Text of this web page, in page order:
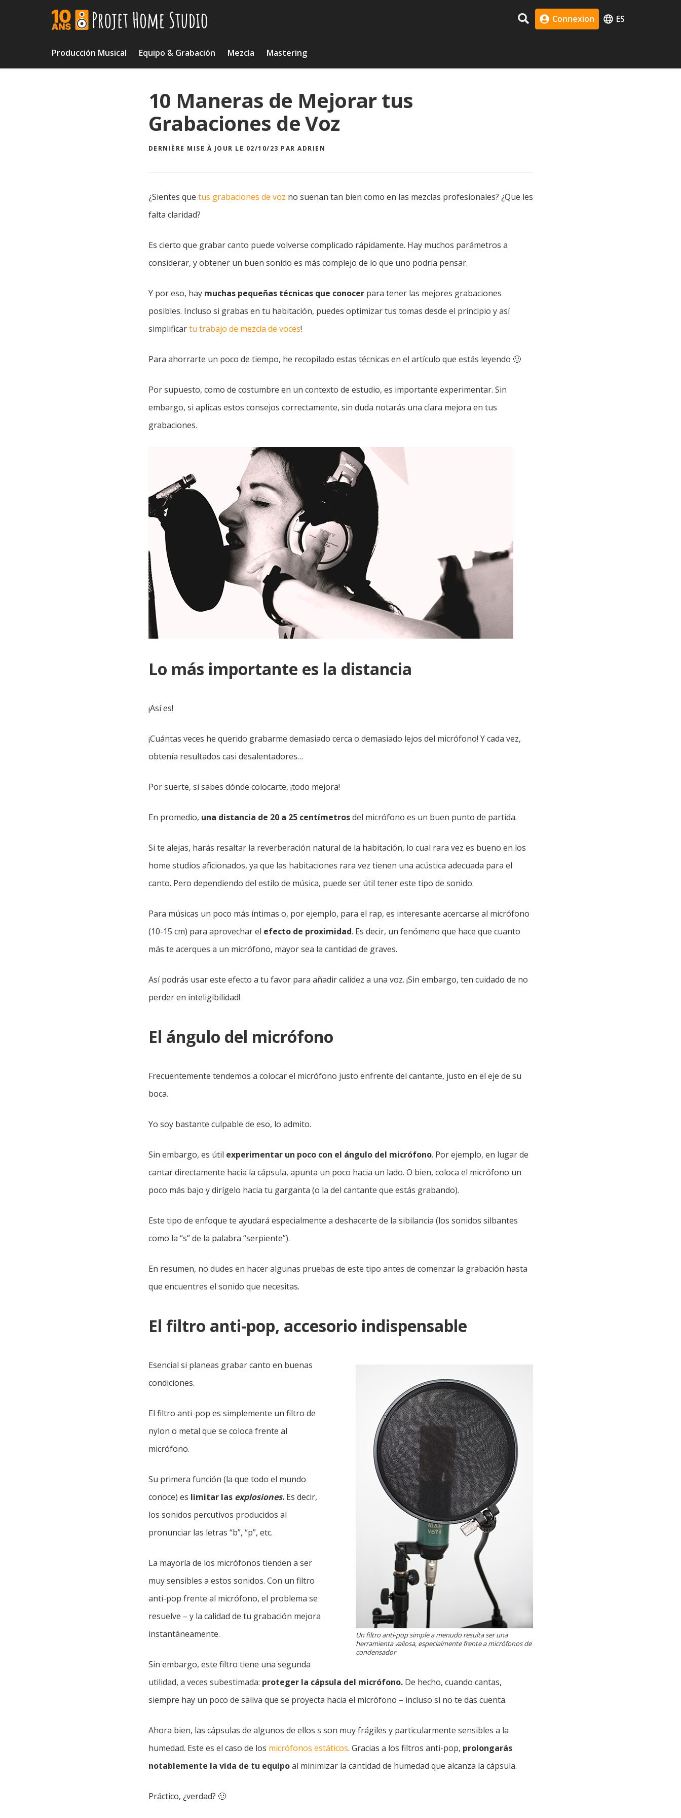
Connexion ES
Producción Musical Equipo & Grabación Mezcla Mastering
10 Maneras de Mejorar tus
Grabaciones de Voz
DERNIÈRE MISE À JOUR LE 02/10/23 PAR ADRIEN
¿Sientes que tus grabaciones de voz no suenan tan bien como en las mezclas profesionales? ¿Que les
falta claridad?
Es cierto que grabar canto puede volverse complicado rápidamente. Hay muchos parámetros a
considerar, y obtener un buen sonido es más complejo de lo que uno podría pensar.
Y por eso, hay muchas pequeñas técnicas que conocerpara tener las mejores grabaciones
posibles. Incluso si grabas en tu habitación, puedes optimizar tus tomas desde el principio y así
simplificartu trabajo de mezcla de voces!
Para ahorrarte un poco de tiempo, he recopilado estas técnicas en el artículo que estás leyendo 🙂
Por supuesto, como de costumbre en un contexto de estudio, es importante experimentar. Sin
embargo, si aplicas estos consejos correctamente, sin duda notarás una clara mejora en tus
grabaciones.
Lo más importante es la distancia
¡Así es!
¡Cuántas veces he querido grabarme demasiado cerca o demasiado lejos del micrófono! Y cada vez,
obtenía resultados casi desalentadores…
Por suerte, si sabes dónde colocarte, ¡todo mejora!
En promedio, una distancia de 20 a 25 centímetrosdel micrófono es un buen punto de partida.
Si te alejas, harás resaltar la reverberación natural de la habitación, lo cual rara vez es bueno en los
home studios aficionados, ya que las habitaciones rara vez tienen una acústica adecuada para el
canto. Pero dependiendo del estilo de música, puede ser útil tener este tipo de sonido.
Para músicas un poco más íntimas o, por ejemplo, para el rap, es interesante acercarse al micrófono
(10-15 cm) para aprovechar el efecto de proximidad. Es decir, un fenómeno que hace que cuanto
más te acerques a un micrófono, mayor sea la cantidad de graves.
Así podrás usar este efecto a tu favor para añadir calidez a una voz. ¡Sin embargo, ten cuidado de no
perder en inteligibilidad!
El ángulo del micrófono
Frecuentemente tendemos a colocar el micrófono justo enfrente del cantante, justo en el eje de su
boca.
Yo soy bastante culpable de eso, lo admito.
Sin embargo, es útil experimentar un poco con el ángulo del micrófono. Por ejemplo, en lugar de
cantar directamente hacia la cápsula, apunta un poco hacia un lado. O bien, coloca el micrófono un
poco más bajo y dirígelo hacia tu garganta (o la del cantante que estás grabando).
Este tipo de enfoque te ayudará especialmente a deshacerte de la sibilancia (los sonidos silbantes
como la “s” de la palabra “serpiente”).
En resumen, no dudes en hacer algunas pruebas de este tipo antes de comenzar la grabación hasta
que encuentres el sonido que necesitas.
El filtro anti-pop, accesorio indispensable
Un filtro anti-pop simple a menudo resulta ser una
herramienta valiosa, especialmente frente a micrófonos de
condensador
Esencial si planeas grabar canto en buenas
condiciones.
El filtro anti-pop es simplemente un filtro de
nylon o metal que se coloca frente al
micrófono.
Su primera función (la que todo el mundo
conoce) es limitar las explosiones.Es decir,
los sonidos percutivos producidos al
pronunciar las letras “b”, “p”, etc.
La mayoría de los micrófonos tienden a ser
muy sensibles a estos sonidos. Con un filtro
anti-pop frente al micrófono, el problema se
resuelve – y la calidad de tu grabación mejora
instantáneamente.
Sin embargo, este filtro tiene una segunda
utilidad, a veces subestimada: proteger la cápsula del micrófono.De hecho, cuando cantas,
siempre hay un poco de saliva que se proyecta hacia el micrófono – incluso si no te das cuenta.
Ahora bien, las cápsulas de algunos de ellos s son muy frágiles y particularmente sensibles a la
humedad. Este es el caso de los micrófonos estáticos. Gracias a los filtros anti-pop, prolongarás
notablemente la vida de tu equipoal minimizar la cantidad de humedad que alcanza la cápsula.
Práctico, ¿verdad? 🙂